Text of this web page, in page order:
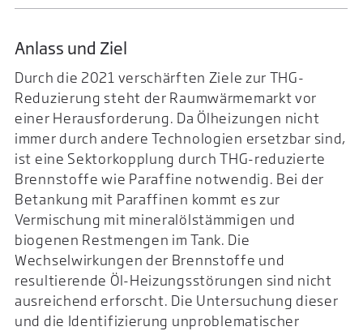
Anlass und Ziel
Durch die 2021 verschärften Ziele zur THG-
Reduzierung steht der Raumwärmemarkt vor
einer Herausforderung. Da Ölheizungen nicht
immer durch andere Technologien ersetzbar sind,
ist eine Sektorkopplung durch THG-reduzierte
Brennstoffe wie Paraffine notwendig. Bei der
Betankung mit Paraffinen kommt es zur
Vermischung mit mineralölstämmigen und
biogenen Restmengen im Tank. Die
Wechselwirkungen der Brennstoffe und
resultierende Öl-Heizungsstörungen sind nicht
ausreichend erforscht. Die Untersuchung dieser
und die Identifizierung unproblematischer